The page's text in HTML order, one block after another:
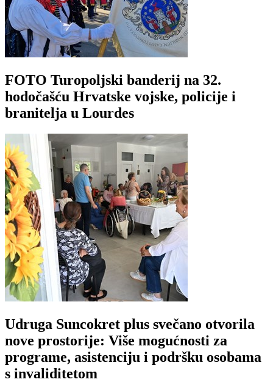
FOTO Turopoljski banderij na 32.
hodočašću Hrvatske vojske, policije i
branitelja u Lourdes
Udruga Suncokret plus svečano otvorila
nove prostorije: Više mogućnosti za
programe, asistenciju i podršku osobama
s invaliditetom